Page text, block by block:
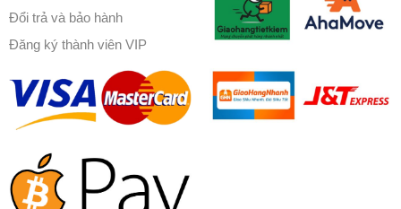
Đổi trả và bảo hành
Đăng ký thành viên VIP